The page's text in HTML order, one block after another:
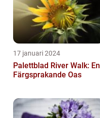
17 januari 2024
Palettblad River Walk: En
Färgsprakande Oas